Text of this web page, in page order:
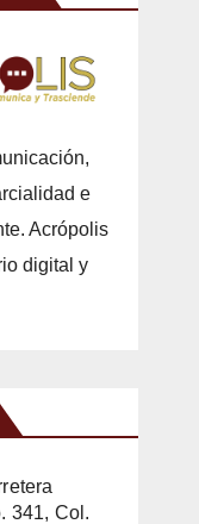
e
Acrópolis
digital y
341, Col.